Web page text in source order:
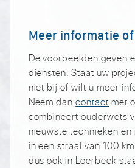
Meer informatie
De voorbeelden geven
diensten. Staat uw
niet bij of wilt u meer
Neem dancontact met
combineert ouderwets
nieuwste technieken
in een straal van 100
dus ook in Loerbeek